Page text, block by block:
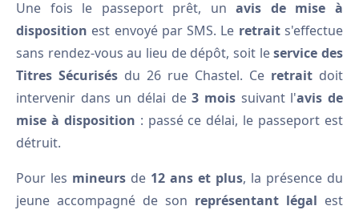
Une fois le passeport prêt, unavis de mise à
disposition est envoyé par SMS. Le retraits'effectue
sans rendez-vous au lieu de dépôt, soit leservice des
Titres Sécurisés du 26 rue Chastel. Ce retrait doit
intervenir dans un délai de3 mois suivant l'avis de
mise à disposition : passé ce délai, le passeport est
détruit.
Pour les mineurs de 12 ans et plus, la présence du
jeune accompagné de son représentant légal est